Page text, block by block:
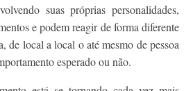
suas próprias personalidades,
e podem reagir de forma diferente
de local a local o até mesmo de pessoa
esperado ou não.